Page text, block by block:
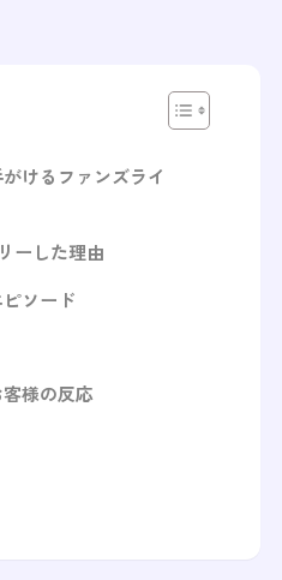
けるファンズライ
ーした理由
ソード
様の反応